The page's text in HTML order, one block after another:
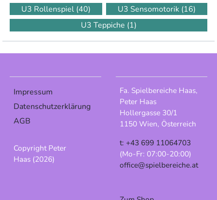
U3 Rollenspiel (40) U3 Sensomotorik (16)
U3 Teppiche (1)
Impressum
Datenschutzerklärung
AGB
Copyright Peter
Haas (2026)
Fa. Spielbereiche Haas,
Peter Haas
Hollergasse 30/1
1150 Wien, Österreich
t: +43 699 11064703
(Mo-Fr: 07:00-20:00)
office@spielbereiche.at